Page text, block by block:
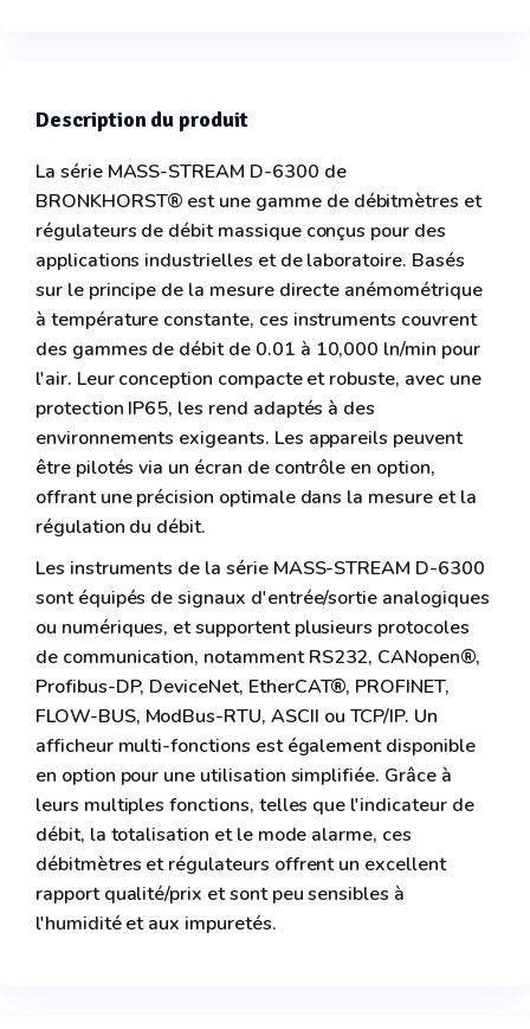
Description du produit
La série MASS-STREAM D-6300 de
BRONKHORST® est une gamme de débitmètres et
régulateurs de débit massique conçus pour des
applications industrielles et de laboratoire. Basés
sur le principe de la mesure directe anémométrique
à température constante, ces instruments couvrent
des gammes de débit de 0.01 à 10,000 ln/min pour
l'air. Leur conception compacte et robuste, avec une
protection IP65, les rend adaptés à des
environnements exigeants. Les appareils peuvent
être pilotés via un écran de contrôle en option,
offrant une précision optimale dans la mesure et la
régulation du débit.
Les instruments de la série MASS-STREAM D-6300
sont équipés de signaux d'entrée/sortie analogiques
ou numériques, et supportent plusieurs protocoles
de communication, notamment RS232, CANopen®,
Profibus-DP, DeviceNet, EtherCAT®, PROFINET,
FLOW-BUS, ModBus-RTU, ASCII ou TCP/IP. Un
afficheur multi-fonctions est également disponible
en option pour une utilisation simplifiée. Grâce à
leurs multiples fonctions, telles que l'indicateur de
débit, la totalisation et le mode alarme, ces
débitmètres et régulateurs offrent un excellent
rapport qualité/prix et sont peu sensibles à
l'humidité et aux impuretés.